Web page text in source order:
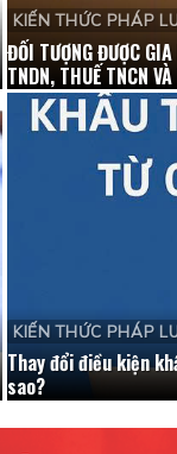
KIẾN THỨC PHÁP
ĐỐI TƯỢNG ĐƯỢC
TNDN, THUẾ TNCN
KIẾN THỨC PHÁP
Thay đổi điều kiện
sao?